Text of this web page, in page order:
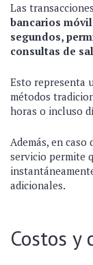
Las
bancarios
segundos,
consultas de
Esto representa
métodos
horas o incluso
Además, en
servicio permite
adicionales.
Costos y